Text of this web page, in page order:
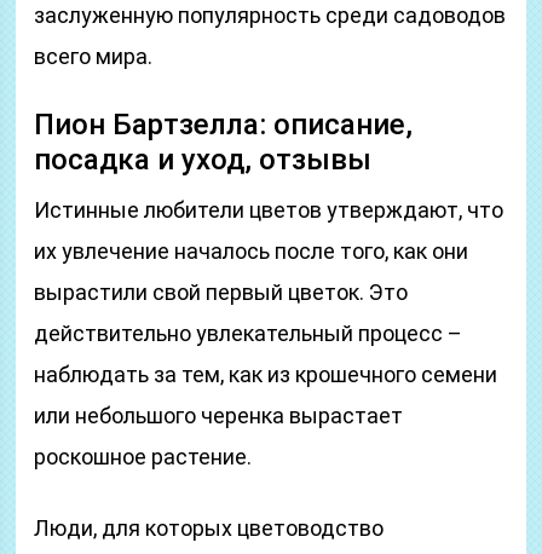
заслуженную популярность среди садоводов
всего мира.
Пион Бартзелла: описание,
посадка и уход, отзывы
Истинные любители цветов утверждают, что
их увлечение началось после того, как они
вырастили свой первый цветок. Это
действительно увлекательный процесс –
наблюдать за тем, как из крошечного семени
или небольшого черенка вырастает
роскошное растение.
Люди, для которых цветоводство